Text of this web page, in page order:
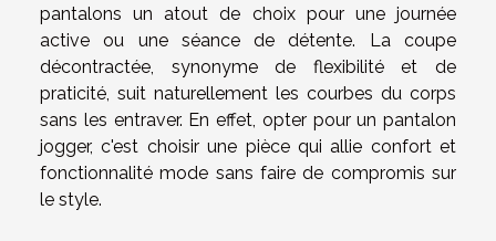
pantalons un atout de choix pour une journée
active ou une séance de détente. La coupe
décontractée, synonyme de flexibilité et de
praticité, suit naturellement les courbes du corps
sans les entraver. En effet, opter pour un pantalon
jogger, c'est choisir une pièce qui allie confort et
fonctionnalité mode sans faire de compromis sur
le style.